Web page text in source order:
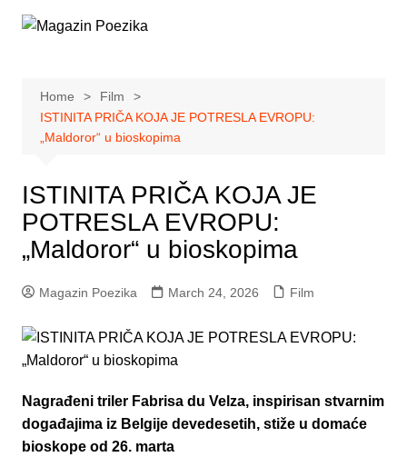
Home
Film
ISTINITA PRIČA KOJA JE POTRESLA EVROPU:
„Maldoror“ u bioskopima
ISTINITA PRIČA KOJA JE
POTRESLA EVROPU:
„Maldoror“ u bioskopima
Magazin Poezika March 24, 2026 Film
Nagrađeni triler Fabrisa du Velza, inspirisan stvarnim
događajima iz Belgije devedesetih, stiže u domaće
bioskope od 26. marta